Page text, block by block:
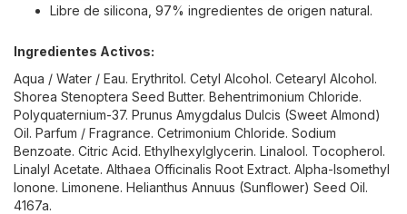
Libre de silicona, 97% ingredientes de origen natural.
Ingredientes Activos:
Aqua / Water / Eau. Erythritol. Cetyl Alcohol. Cetearyl Alcohol.
Shorea Stenoptera Seed Butter. Behentrimonium Chloride.
Polyquaternium-37. Prunus Amygdalus Dulcis (Sweet Almond)
Oil. Parfum / Fragrance. Cetrimonium Chloride. Sodium
Benzoate. Citric Acid. Ethylhexylglycerin. Linalool. Tocopherol.
Linalyl Acetate. Althaea Officinalis Root Extract. Alpha-Isomethyl
Ionone. Limonene. Helianthus Annuus (Sunflower) Seed Oil.
4167a.